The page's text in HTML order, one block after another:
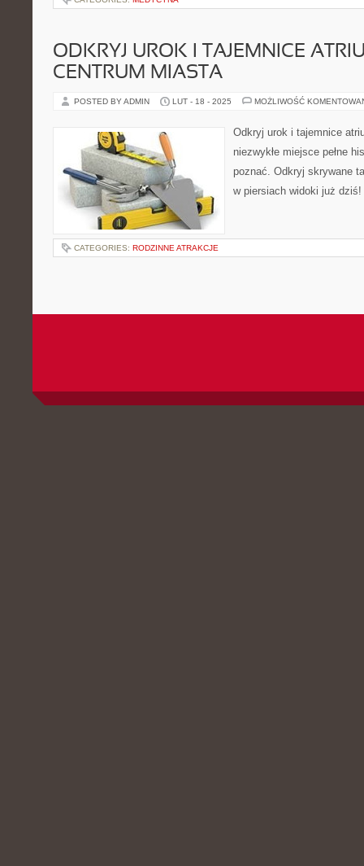
ODKRYJ UROK I TAJEMNICE
CENTRUM MIASTA
POSTED BY ADMIN LUT - 18 - 2025 MOŻLIWOŚĆ
Odkryj urok i tajemnice
niezwykłe miejsce pełne
poznać. Odkryj skrywane
w piersiach widoki już dziś!
CATEGORIES: RODZINNE ATRAKCJE